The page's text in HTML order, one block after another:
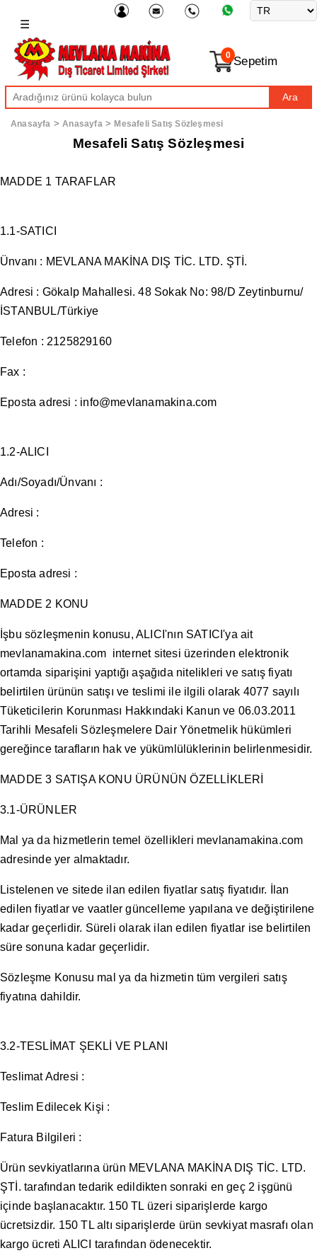
Sepetim
0
Ara
☰
Anasayfa >Anasayfa> Mesafeli Satış Sözleşmesi
Mesafeli Satış Sözleşmesi
MADDE 1 TARAFLAR
1.1-SATICI
Ünvanı : MEVLANA MAKİNA DIŞ TİC. LTD. ŞTİ.
Adresi : Gökalp Mahallesi. 48 Sokak No: 98/D Zeytinburnu/
İSTANBUL/Türkiye
Telefon : 2125829160
Fax :
Eposta adresi : info@mevlanamakina.com
1.2-ALICI
Adı/Soyadı/Ünvanı :
Adresi :
Telefon :
Eposta adresi :
MADDE 2 KONU
İşbu sözleşmenin konusu, ALICI'nın SATICI'ya ait
mevlanamakina.com internet sitesi üzerinden elektronik
ortamda siparişini yaptığı aşağıda nitelikleri ve satış fiyatı
belirtilen ürünün satışı ve teslimi ile ilgili olarak 4077 sayılı
Tüketicilerin Korunması Hakkındaki Kanun ve 06.03.2011
Tarihli Mesafeli Sözleşmelere Dair Yönetmelik hükümleri
gereğince tarafların hak ve yükümlülüklerinin belirlenmesidir.
MADDE 3 SATIŞA KONU ÜRÜNÜN ÖZELLİKLERİ
3.1-ÜRÜNLER
Mal ya da hizmetlerin temel özellikleri mevlanamakina.com
adresinde yer almaktadır.
Listelenen ve sitede ilan edilen fiyatlar satış fiyatıdır. İlan
edilen fiyatlar ve vaatler güncelleme yapılana ve değiştirilene
kadar geçerlidir. Süreli olarak ilan edilen fiyatlar ise belirtilen
süre sonuna kadar geçerlidir.
Sözleşme Konusu mal ya da hizmetin tüm vergileri satış
fiyatına dahildir.
3.2-TESLİMAT ŞEKLİ VE PLANI
Teslimat Adresi :
Teslim Edilecek Kişi :
Fatura Bilgileri :
Ürün sevkiyatlarına ürün MEVLANA MAKİNA DIŞ TİC. LTD.
ŞTİ. tarafından tedarik edildikten sonraki en geç 2 işgünü
içinde başlanacaktır. 150 TL üzeri siparişlerde kargo
ücretsizdir. 150 TL altı siparişlerde ürün sevkiyat masrafı olan
kargo ücreti ALICI tarafından ödenecektir.